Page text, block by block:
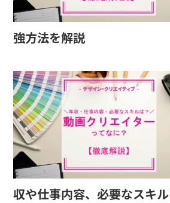
強方法を解説
収や仕事内容、必要なスキ